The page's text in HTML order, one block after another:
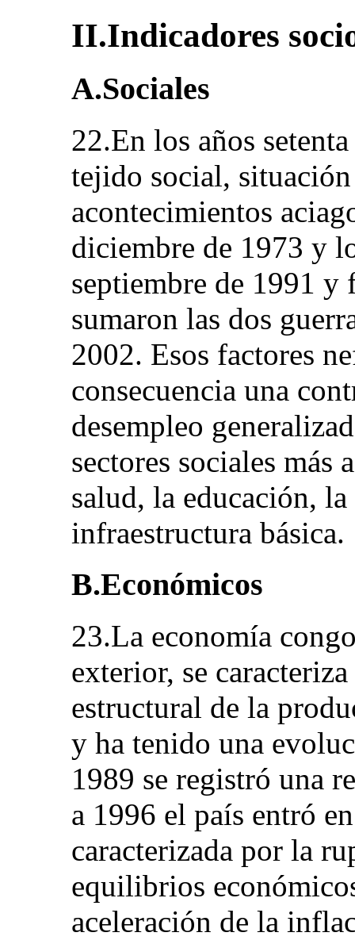
II.Indicadores
A.Sociales
22.En los años
tejido social,
acontecimientos
diciembre de 1973 y
septiembre de 1991 y
sumaron las dos
2002. Esos factores
consecuencia una
desempleo
sectores sociales más
salud, la educación,
infraestructura básica.
B.Económicos
23.La economía
exterior, se
estructural de la
y ha tenido una
1989 se registró una
a 1996 el país entró
caracterizada por la
equilibrios
aceleración de la